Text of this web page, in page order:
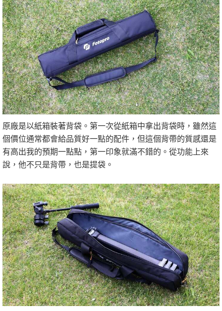
原廠是以紙箱裝著背袋。第一次從紙箱中拿出背袋時，雖然這
個價位通常都會給品質好一點的配件，但這個背帶的質感還是
有高出我的預期一點點，第一印象就滿不錯的。從功能上來
說，他不只是背帶，也是提袋。